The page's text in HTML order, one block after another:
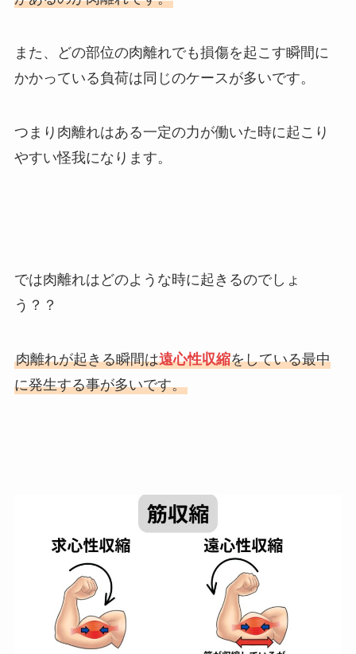
また、どの部位の肉離れでも損傷を起こす瞬間に
かかっている負荷は同じのケースが多いです。
つまり肉離れはある一定の力が働いた時に起こり
やすい怪我になります。
では肉離れはどのような時に起きるのでしょ
う？？
肉離れが起きる瞬間は遠心性収縮をしている最中
に発生する事が多いです。